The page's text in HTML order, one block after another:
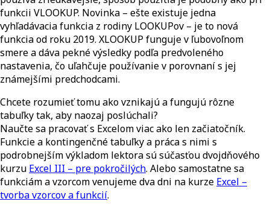
funkcii VLOOKUP. Novinka – ešte existuje jedna
vyhľadávacia funkcia z rodiny LOOKUPov – je to nová
funkcia od roku 2019. XLOOKUP funguje v ľubovoľnom
smere a dáva pekné výsledky podľa predvoleného
nastavenia, čo uľahčuje používanie v porovnaní s jej
známejšími predchodcami.
Chcete rozumieť tomu ako vznikajú a fungujú rôzne
tabuľky tak, aby naozaj poslúchali?
Naučte sa pracovať s Excelom viac ako len začiatočník.
Funkcie a kontingenčné tabuľky a práca s nimi s
podrobnejším výkladom lektora sú súčasťou dvojdňového
kurzu Excel III – pre pokročilých. Alebo samostatne sa
funkciám a vzorcom venujeme dva dni na kurze Excel –
tvorba vzorcov a funkcií.